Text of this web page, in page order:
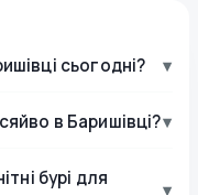
сьогодні? ▾
в Баришівці?▾
бурі для
▾